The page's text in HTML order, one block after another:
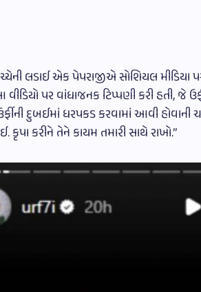
લડાઈ એક પેપરાજીએ સોશિયલ મીડિયા પર
પર વાંધાજનક ટિપ્પણી કરી હતી, જે
દુબઈમાં ધરપકડ કરવામાં આવી હોવાની
કરીને તેને કાયમ તમારી સાથે રાખો.”